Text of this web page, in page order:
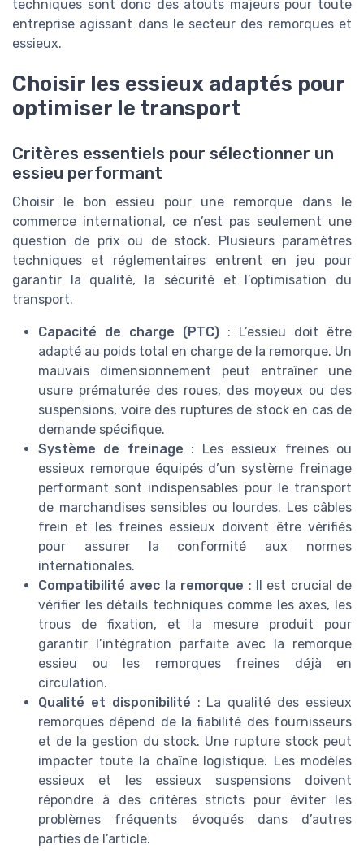
techniques sont donc des atouts majeurs pour toute
entreprise agissant dans le secteur des remorques et
essieux.
Choisir les essieux adaptés pour
optimiser le transport
Critères essentiels pour sélectionner un
essieu performant
Choisir le bon essieu pour une remorque dans le
commerce international, ce n’est pas seulement une
question de prix ou de stock. Plusieurs paramètres
techniques et réglementaires entrent en jeu pour
garantir la qualité, la sécurité et l’optimisation du
transport.
Capacité de charge (PTC) : L’essieu doit être
adapté au poids total en charge de la remorque. Un
mauvais dimensionnement peut entraîner une
usure prématurée des roues, des moyeux ou des
suspensions, voire des ruptures de stock en cas de
demande spécifique.
Système de freinage : Les essieux freines ou
essieux remorque équipés d’un système freinage
performant sont indispensables pour le transport
de marchandises sensibles ou lourdes. Les câbles
frein et les freines essieux doivent être vérifiés
pour assurer la conformité aux normes
internationales.
Compatibilité avec la remorque : Il est crucial de
vérifier les détails techniques comme les axes, les
trous de fixation, et la mesure produit pour
garantir l’intégration parfaite avec la remorque
essieu ou les remorques freines déjà en
circulation.
Qualité et disponibilité : La qualité des essieux
remorques dépend de la fiabilité des fournisseurs
et de la gestion du stock. Une rupture stock peut
impacter toute la chaîne logistique. Les modèles
essieux et les essieux suspensions doivent
répondre à des critères stricts pour éviter les
problèmes fréquents évoqués dans d’autres
parties de l’article.